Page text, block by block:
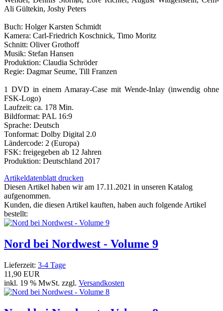
Ali Gültekin, Joshy Peters
Buch: Holger Karsten Schmidt
Kamera: Carl-Friedrich Koschnick, Timo Moritz
Schnitt: Oliver Grothoff
Musik: Stefan Hansen
Produktion: Claudia Schröder
Regie: Dagmar Seume, Till Franzen
1 DVD in einem Amaray-Case mit Wende-Inlay (inwendig ohne
FSK-Logo)
Laufzeit: ca. 178 Min.
Bildformat: PAL 16:9
Sprache: Deutsch
Tonformat: Dolby Digital 2.0
Ländercode: 2 (Europa)
FSK: freigegeben ab 12 Jahren
Produktion: Deutschland 2017
Artikeldatenblatt drucken
Diesen Artikel haben wir am 17.11.2021 in unseren Katalog
aufgenommen.
Kunden, die diesen Artikel kauften, haben auch folgende Artikel
bestellt:
Nord bei Nordwest - Volume 9
Lieferzeit: 3-4 Tage
11,90 EUR
inkl. 19 % MwSt. zzgl. Versandkosten